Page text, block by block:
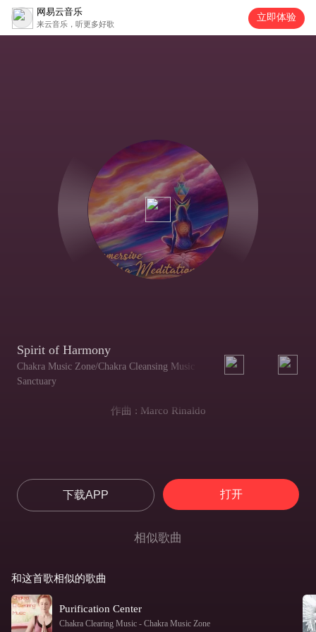
网易云音乐
来云音乐，听更多好歌
立即体验
Spirit of Harmony
Chakra Music Zone/Chakra Cleansing Music
Sanctuary
作曲 : Marco Rinaldo
下载APP 打开
相似歌曲
和这首歌相似的歌曲
Purification Center
Chakra Clearing Music - Chakra Music Zone